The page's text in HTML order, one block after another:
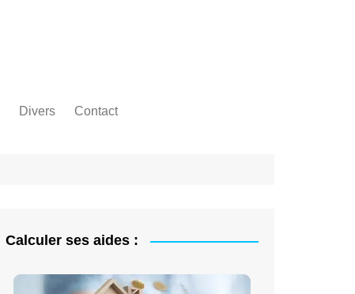
Divers Contact
Calculer ses aides :